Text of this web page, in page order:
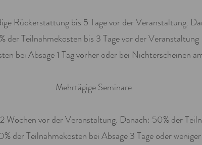
Rückerstattung bis 5 Tage vor der Veranstaltung.
der Teilnahmekosten bis 3 Tage vor der Veranstaltung
bei Absage 1 Tag vorher oder bei Nichterscheinen
Mehrtägige Seminare
vor der Veranstaltung. Danach: 50% der
der Teilnahmekosten bei Absage 3 Tage oder